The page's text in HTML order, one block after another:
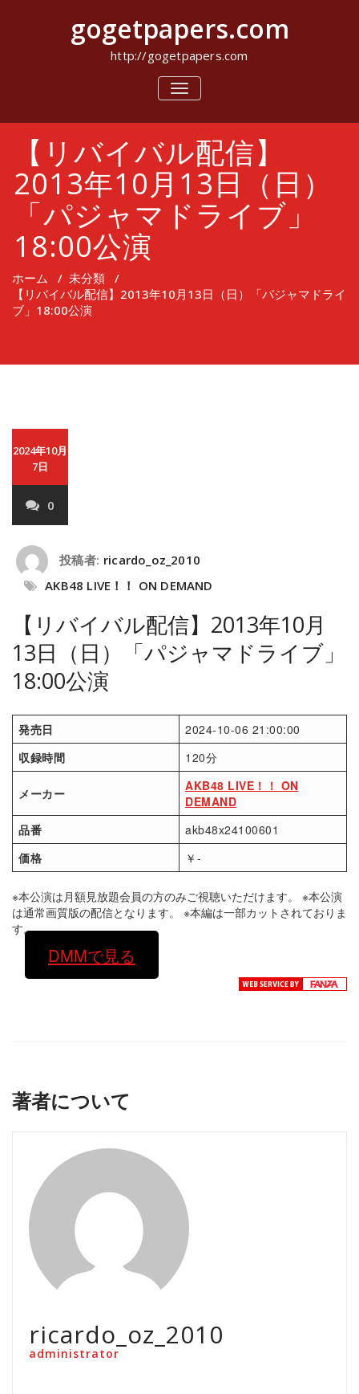
キ
gogetpapers.com
http://gogetpapers.com
ナ
ビ
シ
ョ
ン
を
切
り
替
【リバイバル配信】
2013年10月13日（日）
「パジャマドライブ」
18:00公演
ホーム / 未分類 /
【リバイバル配信】2013年10月13日（日）「パジャマドライ
ブ」18:00公演
2024年10月
7日
0
投稿者: ricardo_oz_2010
AKB48 LIVE！！ ON DEMAND
【リバイバル配信】2013年10月
13日（日）「パジャマドライブ」
18:00公演
発売日
2024-10-06 21:00:00
収録時間
120分
メーカー
AKB48 LIVE！！ ON
DEMAND
品番
akb48x24100601
価格
￥-
※本公演は月額見放題会員の方のみご視聴いただけます。 ※本公演
は通常画質版の配信となります。 ※本編は一部カットされておりま
す。
DMMで見る
著者について
ricardo_oz_2010
administrator